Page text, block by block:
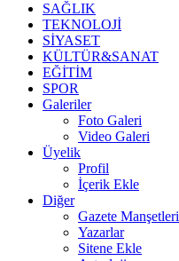
SAĞLIK
TEKNOLOJİ
SİYASET
KÜLTÜR&SANAT
EĞİTİM
SPOR
Galeriler
Foto Galeri
Video Galeri
Üyelik
Profil
İçerik Ekle
Diğer
Gazete Manşetleri
Yazarlar
Sitene Ekle